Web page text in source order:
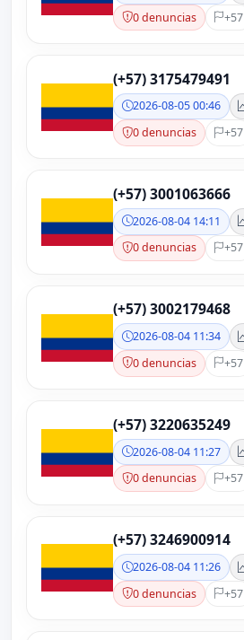
0 denuncias
+57
(+57) 3175479491
2026-08-05 00:46
0 denuncias
+57
(+57) 3001063666
2026-08-04 14:11
0 denuncias
+57
(+57) 3002179468
2026-08-04 11:34
0 denuncias
+57
(+57) 3220635249
2026-08-04 11:27
0 denuncias
+57
(+57) 3246900914
2026-08-04 11:26
0 denuncias
+57